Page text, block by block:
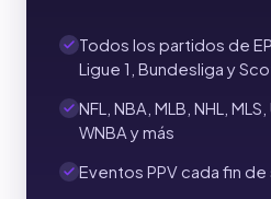
Todos los partidos de
Ligue 1, Bundesliga y
NFL, NBA, MLB, NHL,
WNBA y más
Eventos PPV cada fin de